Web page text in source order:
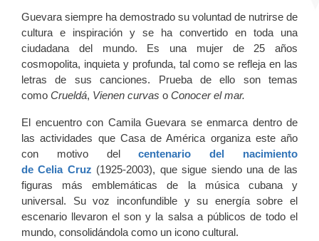
Guevara siempre ha demostrado su voluntad de nutrirse de
cultura e inspiración y se ha convertido en toda una
ciudadana del mundo. Es una mujer de 25 años
cosmopolita, inquieta y profunda, tal como se refleja en las
letras de sus canciones. Prueba de ello son temas
como Crueldá, Vienen curvas o Conocer el mar.
El encuentro con Camila Guevara se enmarca dentro de
las actividades que Casa de América organiza este año
con motivo delcentenario del nacimiento
de Celia Cruz (1925-2003), que sigue siendo una de las
figuras más emblemáticas de la música cubana y
universal. Su voz inconfundible y su energía sobre el
escenario llevaron el son y la salsa a públicos de todo el
mundo, consolidándola como un icono cultural.